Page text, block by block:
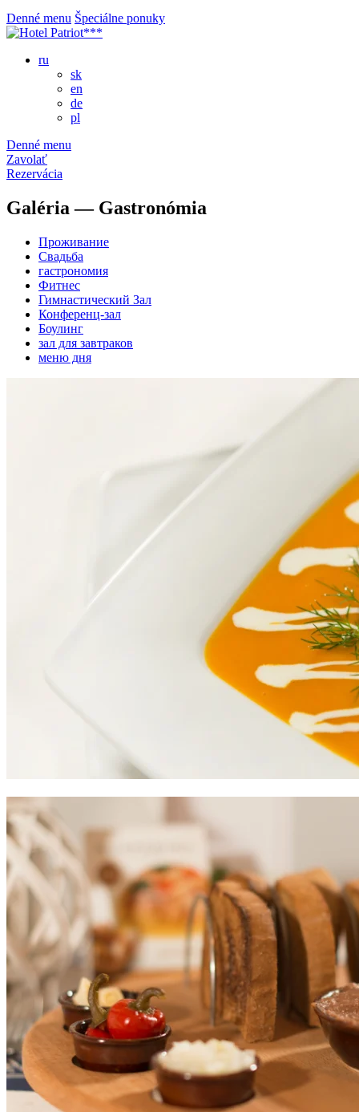
Denné menu Špeciálne ponuky
ru
sk
en
de
pl
Denné menu
Zavolať
Rezervácia
Galéria — Gastronómia
Проживание
Свадьба
гастрономия
Фитнес
Гимнастический Зал
Конференц-зал
Боулинг
зал для завтраков
меню дня